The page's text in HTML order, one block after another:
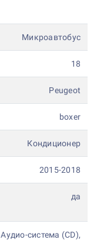
Микроавтобус
18
Peugeot
boxer
Кондиционер
2015-2018
да
Аудио-система (CD),